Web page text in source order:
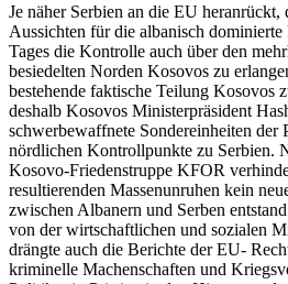
Je näher Serbien an die EU heranrückt,
Aussichten für die albanisch
Tages die Kontrolle auch über den
besiedelten Norden Kosovos zu
bestehende faktische Teilung Kosovos
deshalb Kosovos Ministerpräsident
schwerbewaffnete Sondereinheiten der
nördlichen Kontrollpunkte zu Serbien.
Kosovo-Friedenstruppe KFOR
resultierenden Massenunruhen kein
zwischen Albanern und Serben
von der wirtschaftlichen und sozialen
drängte auch die Berichte der EU-
kriminelle Machenschaften und